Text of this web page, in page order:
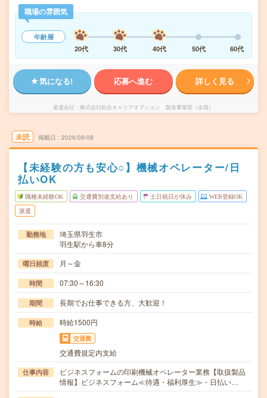
職場の雰囲気
年齢層
20代
30代 40代 50代 60代
気になる! 応募へ進む 詳しく見る
派遣会社 株式会社綜合キャリアオプション 製造事業部（全国）
未読 掲載日 2026/08/08
【未経験の方も安心○】機械オペレーター/日
払いOK
職種未経験OK 交通費別途支給あり 土日祝日が休み WEB登録OK
派遣
勤務地
埼玉県羽生市
羽生駅から車8分
曜日頻度 月～金
時間 07:30～16:30
期間 長期でお仕事できる方、大歓迎！
時給 時給1500円
交通費
交通費規定内支給
仕事内容
ビジネスフォームの印刷機械オペレーター業務【取扱製品
情報】ビジネスフォーム≪待遇・福利厚生≫・日払い…